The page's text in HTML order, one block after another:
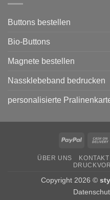
Parteien
Buttons bestellen
Bio-Buttons
Magnete bestellen
Nassklebeband bedrucken
personalisierte
PayPal
ÜBER UNS KONTAKT
Copyright 2026 ©